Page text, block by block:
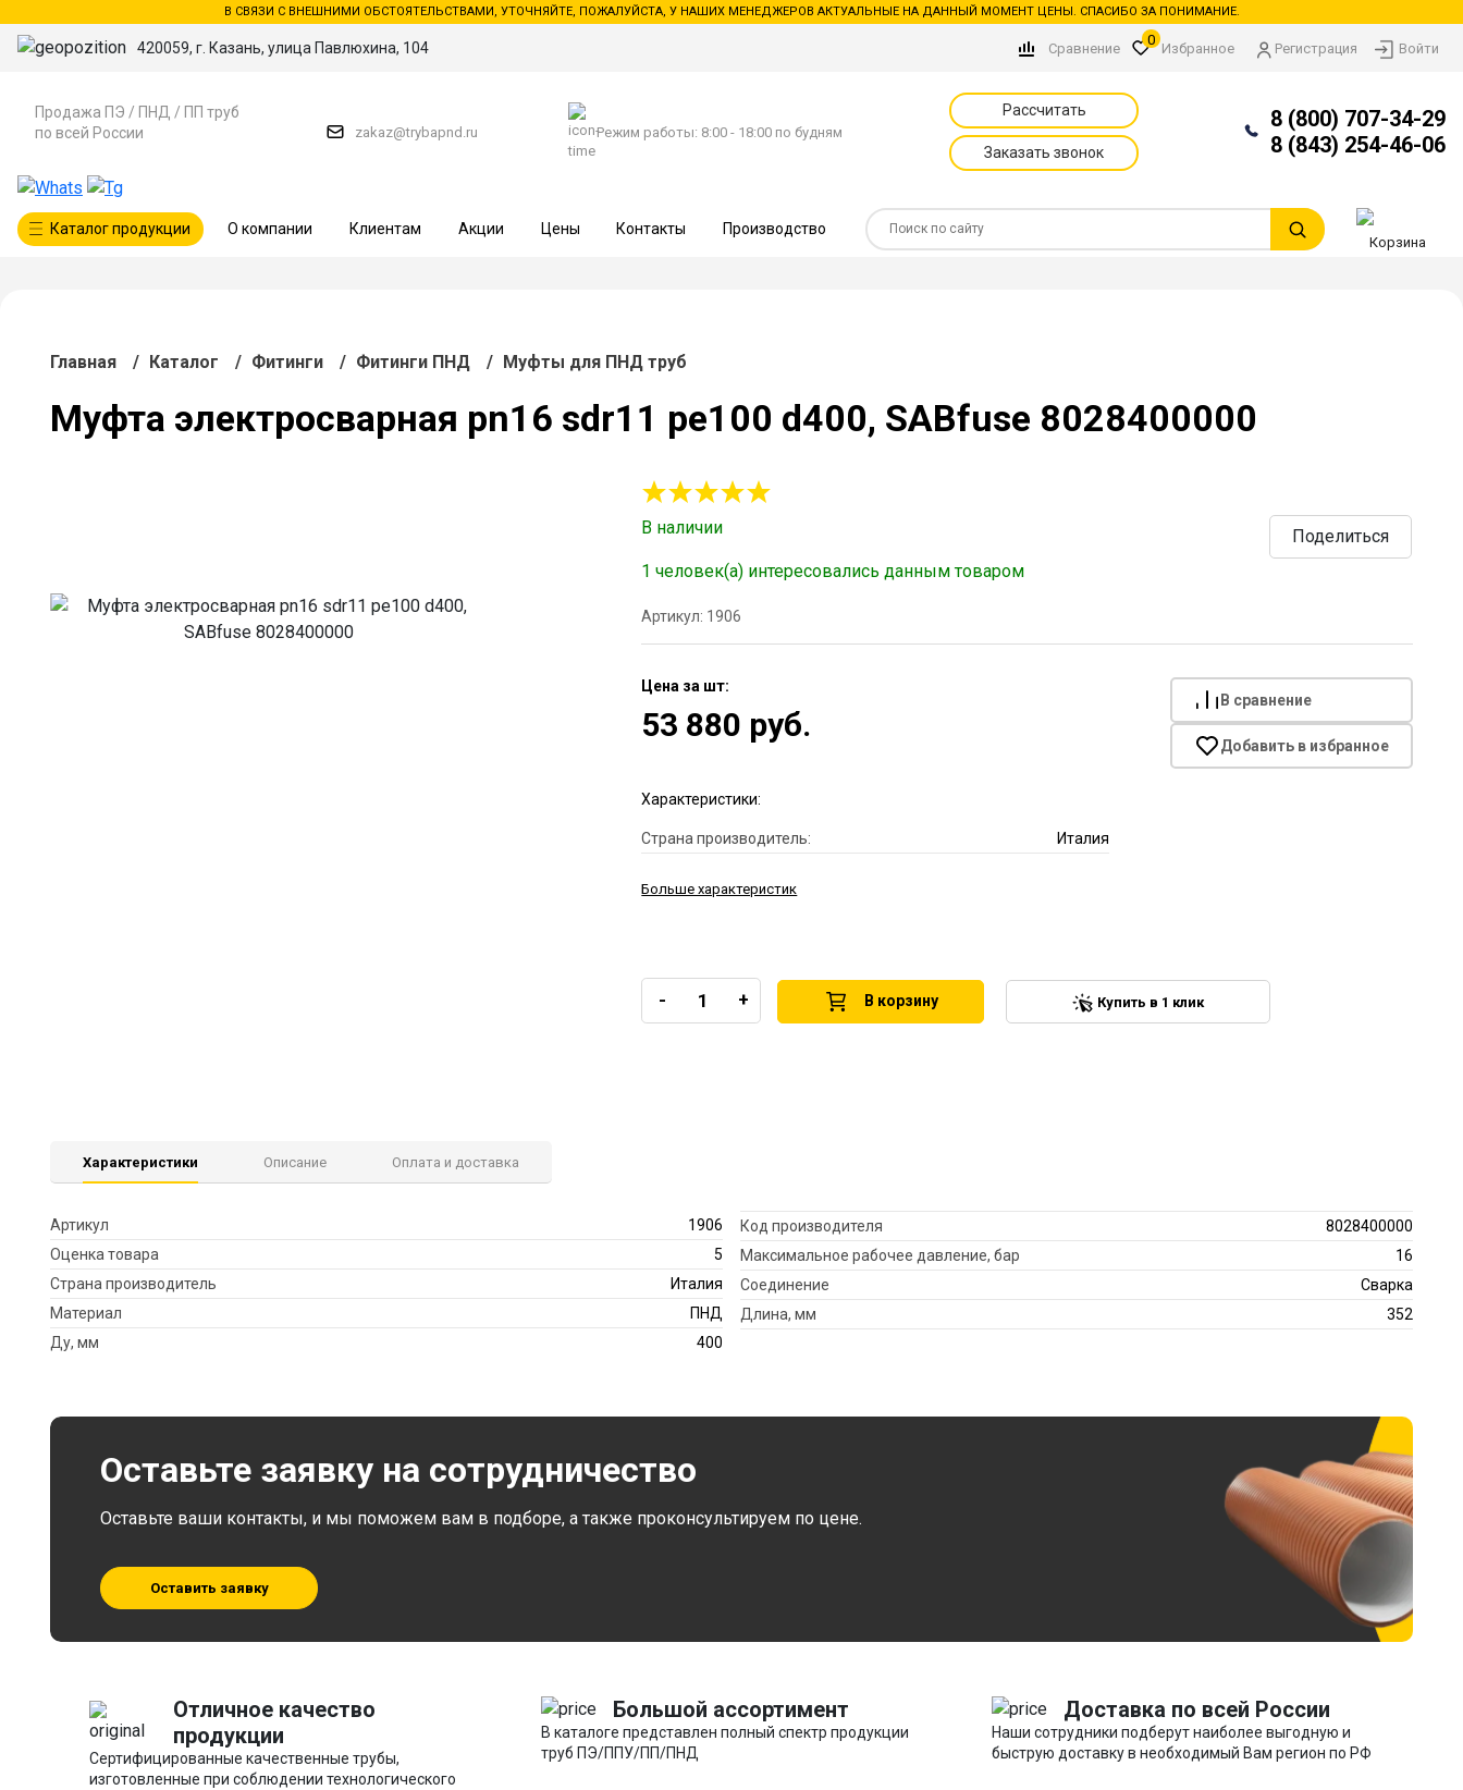
В СВЯЗИ С ВНЕШНИМИ ОБСТОЯТЕЛЬСТВАМИ, УТОЧНЯЙТЕ, ПОЖАЛУЙСТА, У НАШИХ МЕНЕДЖЕРОВ АКТУАЛЬНЫЕ НА ДАННЫЙ МОМЕНТ ЦЕНЫ. СПАСИБО ЗА ПОНИМАНИЕ.
420059, г. Казань, улица Павлюхина, 104 Сравнение
0
Избранное Регистрация Войти
Продажа ПЭ / ПНД / ПП труб
по всей России
zakaz@trybapnd.ru Режим работы: 8:00 - 18:00 по будням
Рассчитать
Заказать звонок
8 (800) 707-34-29
8 (843) 254-46-06
Каталог продукции О компании Клиентам Акции Цены Контакты Производство
Корзина
Главная / Каталог / Фитинги / Фитинги ПНД / Муфты для ПНД труб
Муфта электросварная pn16 sdr11 pe100 d400, SABfuse 8028400000
В наличии
Поделиться
1 человек(а) интересовались данным товаром
Артикул: 1906
Цена за шт:
53 880 руб.
В сравнение
Добавить в избранное
Характеристики:
Страна производитель: Италия
Больше характеристик
В корзину
- + Купить в 1 клик
Характеристики Описание Оплата и доставка
Артикул
1906
Оценка товара
5
Страна производитель
Италия
Материал
ПНД
Ду, мм
400
Код производителя
8028400000
Максимальное рабочее давление, бар
16
Соединение
Сварка
Длина, мм
352
Оставьте заявку на сотрудничество
Оставьте ваши контакты, и мы поможем вам в подборе, а также проконсультируем по цене.
Оставить заявку
Отличное качество
продукции
Сертифицированные качественные трубы,
изготовленные при соблюдении технологического
Большой ассортимент
В каталоге представлен полный спектр продукции
труб ПЭ/ППУ/ПП/ПНД
Доставка по всей России
Наши сотрудники подберут наиболее выгодную и
быструю доставку в необходимый Вам регион по РФ